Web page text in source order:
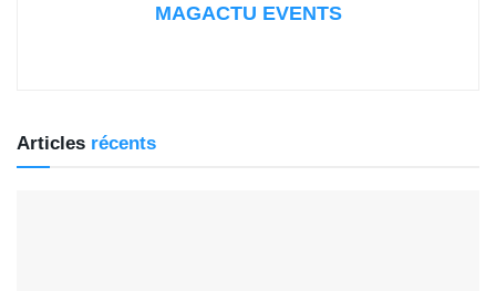
MAGACTU EVENTS
Articles récents